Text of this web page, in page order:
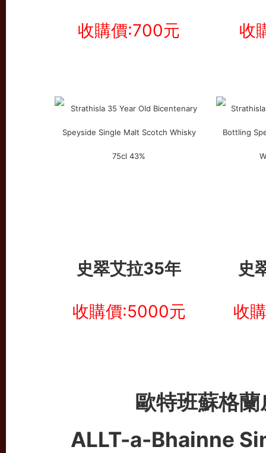
收購價:700元 收
史翠艾拉35年 史
收購價:5000元 收
歐特班蘇格
ALLT-a-Bhainne